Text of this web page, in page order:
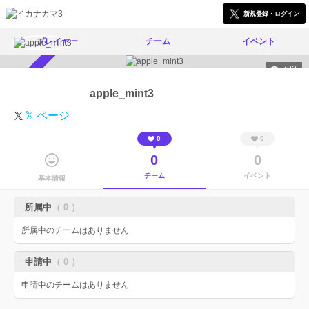
新規登録・ログイン
プレイヤー チーム イベント
722
apple_mint3
𝕏 ページ
基本情報
0
0
チーム
0
0
イベント
所属中 （ 0 ）
所属中のチームはありません
申請中 （ 0 ）
申請中のチームはありません